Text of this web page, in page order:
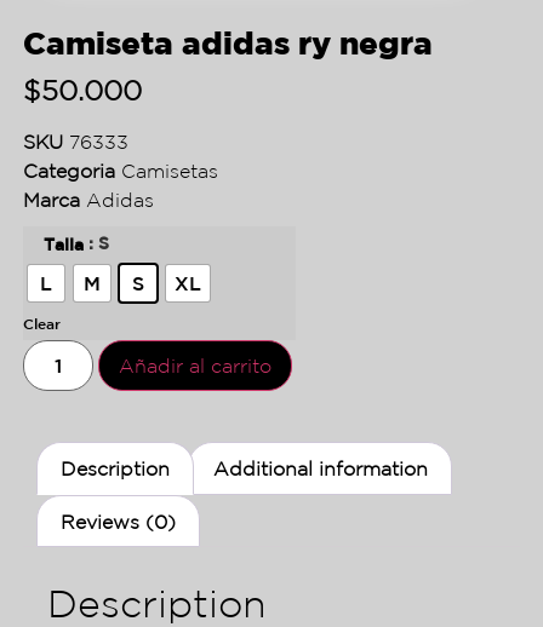
Camiseta adidas ry negra
$50.000
SKU 76333
Categoria Camisetas
Marca Adidas
Talla : S
L M S XL
Clear
Añadir al carrito
Description Additional information
Reviews (0)
Description